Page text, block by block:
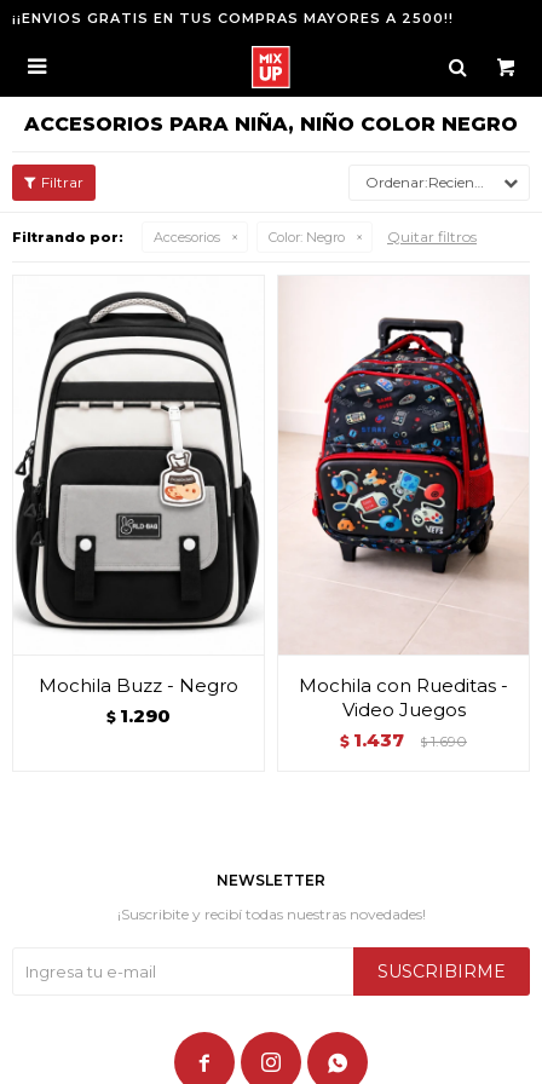
¡¡ENVIOS GRATIS EN TUS COMPRAS MAYORES A 2500!!

ACCESORIOS PARA NIÑA, NIÑO COLOR NEGRO
Recientes
Filtrando por: Accesorios Color: Negro Quitar filtros
Mochila Buzz - Negro
$ 1.290
Mochila con Rueditas -
Video Juegos
$ 1.437 $ 1.690
NEWSLETTER
¡Suscribite y recibí todas nuestras novedades!
SUSCRIBIRME
  